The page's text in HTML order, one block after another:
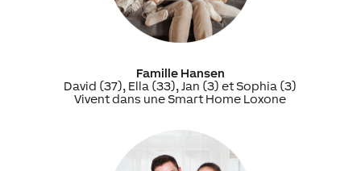
Famille Hansen
David (37), Ella (33), Jan (3) et Sophia (3)
Vivent dans une Smart Home Loxone